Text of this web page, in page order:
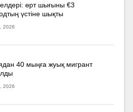
өрт шығыны €3
үстіне шықты
2026
40 мыңға жуық мигрант
2026